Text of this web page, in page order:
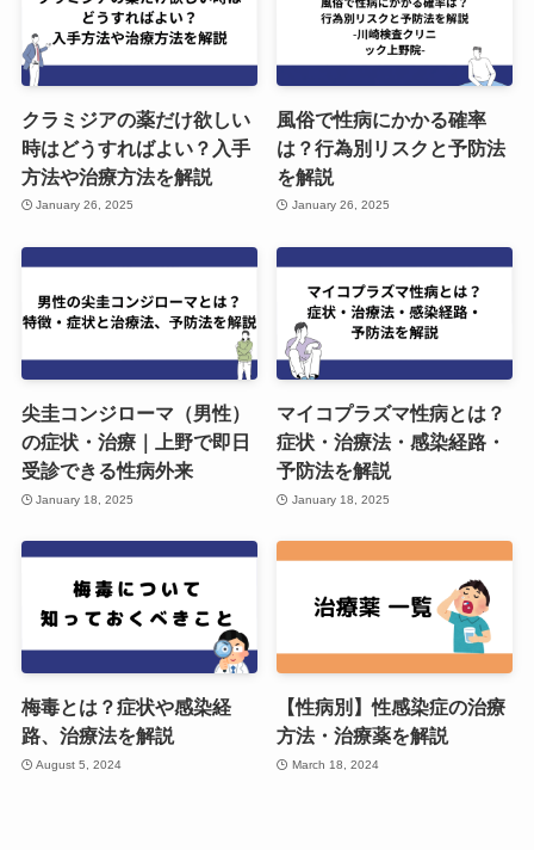
クラミジアの薬だけ欲しい
時はどうすればよい？入手
方法や治療方法を解説
January 26, 2025
風俗で性病にかかる確率
は？行為別リスクと予防法
を解説
January 26, 2025
尖圭コンジローマ（男性）
の症状・治療｜上野で即日
受診できる性病外来
January 18, 2025
マイコプラズマ性病とは？
症状・治療法・感染経路・
予防法を解説
January 18, 2025
梅毒とは？症状や感染経
路、治療法を解説
August 5, 2024
【性病別】性感染症の治療
方法・治療薬を解説
March 18, 2024